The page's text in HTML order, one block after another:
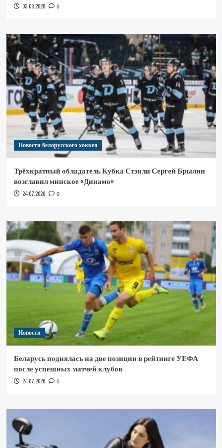
03.08.2026 0
Новости белорусского хоккея
Трёхкратный обладатель Кубка Стэнли Сергей Брылин
возглавил минское «Динамо»
24.07.2026 0
Новости
Беларусь поднялась на две позиции в рейтинге УЕФА
после успешных матчей клубов
24.07.2026 0